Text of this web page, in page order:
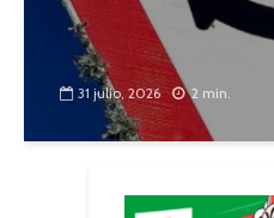
31 julio, 2026 2 min.